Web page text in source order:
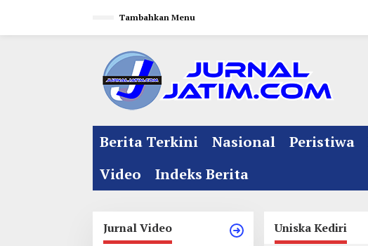
Tambahkan Menu
Berita Terkini Nasional Peristiwa
Video
Indeks Berita
Jurnal Video Uniska Kediri